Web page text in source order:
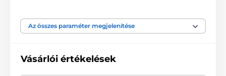
A termék a következő kategóriákba sorolt
Az összes paraméter megjelenítése
Vásárlói értékelések